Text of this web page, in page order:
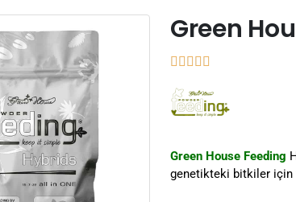
Green
Green House Feeding
genetikteki bitkiler için